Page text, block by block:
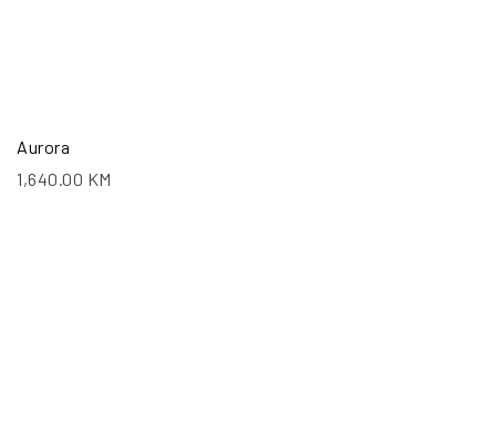
Aurora
1,640.00 KM